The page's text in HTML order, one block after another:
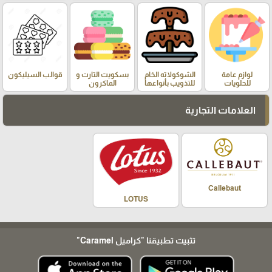
لوازم عامة
للحلويات
الشوكولاته الخام
للتذويب بأنواعها
بسكويت التارت و
الماكرون
قوالب السيليكون
العلامات التجارية
Callebaut
LOTUS
تثبيت تطبيقنا "كراميل Caramel"